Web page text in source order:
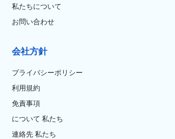
私たちについて
お問い合わせ
会社方針
プライバシーポリシー
利用規約
免責事項
について 私たち
連絡先 私たち